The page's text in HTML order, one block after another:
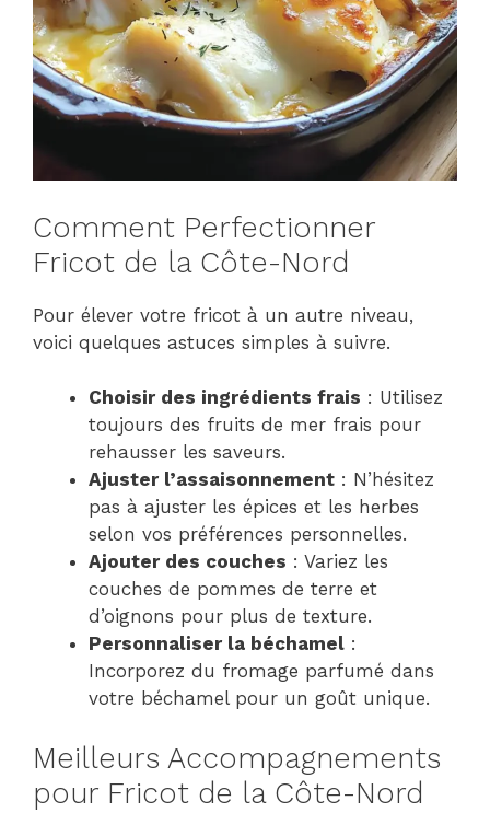
Comment Perfectionner
Fricot de la Côte-Nord
Pour élever votre fricot à un autre niveau,
voici quelques astuces simples à suivre.
Choisir des ingrédients frais : Utilisez
toujours des fruits de mer frais pour
rehausser les saveurs.
Ajuster l’assaisonnement : N’hésitez
pas à ajuster les épices et les herbes
selon vos préférences personnelles.
Ajouter des couches : Variez les
couches de pommes de terre et
d’oignons pour plus de texture.
Personnaliser la béchamel :
Incorporez du fromage parfumé dans
votre béchamel pour un goût unique.
Meilleurs Accompagnements
pour Fricot de la Côte-Nord